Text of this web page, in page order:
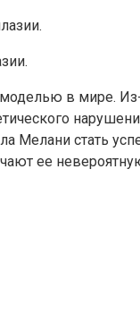
в мире.
Мелани стать
ее